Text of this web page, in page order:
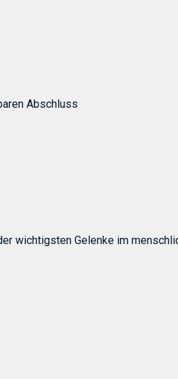
Abschluss
wichtigsten Gelenke im